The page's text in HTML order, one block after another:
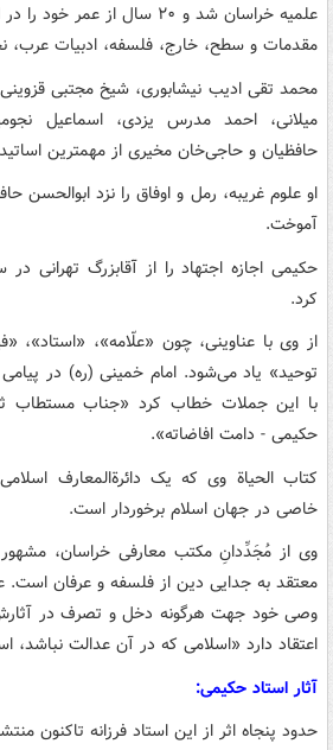
علمیه خراسان شد و ۲۰ سال از
مقدمات و سطح، خارج، فلسفه، ادبیات عرب،
محمد تقی ادیب نیشابوری، شیخ مجتبی
میلانی، احمد مدرس یزدی، اسماعیل
حافظیان و حاجی‌خان مخیری از مهمترین
او علوم غریبه، رمل و اوفاق را نزد ابوالحسن
آموخت.
کرد.
از وی با عناوینی، چون «علّامه»، «استاد»،
با این جملات خطاب کرد «جناب مستطاب
حکیمی - دامت افاضاته».
کتاب الحیاة وی که یک دائرةالمعارف
خاصی در جهان اسلام برخوردار است.
وی از مُجَدِّدانِ مکتب معارفی خراسان،
معتقد به جدایی دین از فلسفه و عرفان است.
وصی خود جهت هرگونه دخل و تصرف در
اعتقاد دارد «اسلامی که در آن عدالت نباشد،
آثار استاد حکیمی:
حدود پنجاه اثر از این استاد فرزانه تاکنون